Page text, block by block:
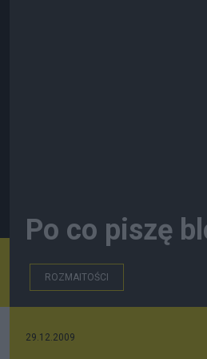
Po co piszę
ROZMAITOŚCI
29.12.2009